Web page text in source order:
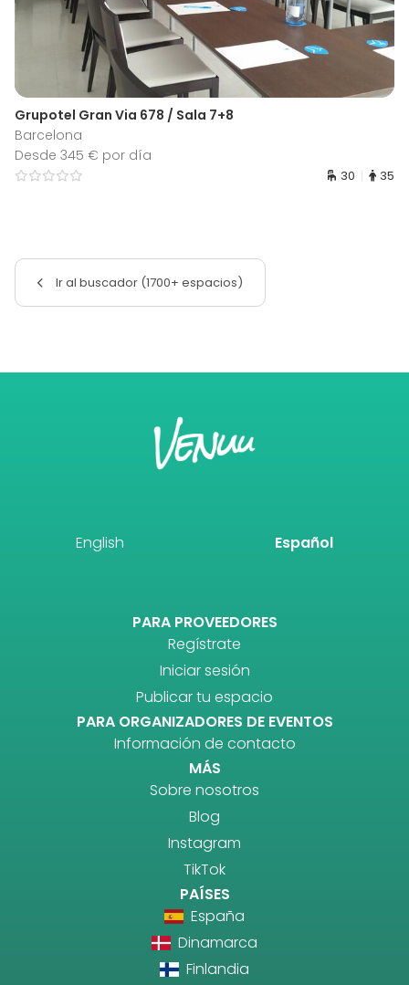
Grupotel Gran Via 678 / Sala 7+8
Barcelona
Desde 345 € por día
30 35
Ir al buscador (1700+ espacios)
English Español
PARA PROVEEDORES
Regístrate
Iniciar sesión
Publicar tu espacio
PARA ORGANIZADORES DE EVENTOS
Información de contacto
MÁS
Sobre nosotros
Blog
Instagram
TikTok
PAÍSES
España
Dinamarca
Finlandia